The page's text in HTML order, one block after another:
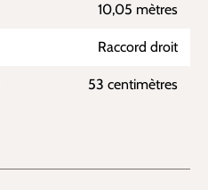
10,05 mètres
Raccord droit
53 centimètres